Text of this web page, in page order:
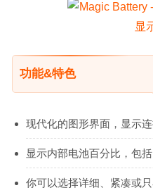
功能&特色
现代化的图形界面，显示
显示内部电池百分比，包括
你可以选择详细、紧凑或